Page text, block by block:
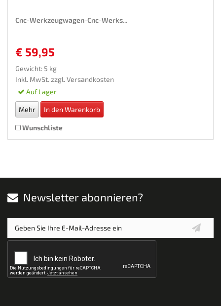
Cnc-Werkzeugwagen-Cnc-Werks...
€ 59,95
Gewicht: 5 kg
Inkl. MwSt. zzgl. Versandkosten
Auf Lager
Mehr In den Warenkorb
Wunschliste
Newsletter abonnieren?